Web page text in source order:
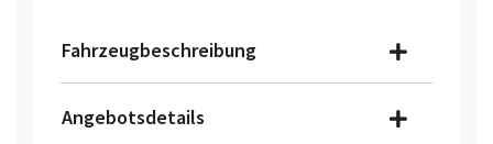
Fahrzeugbeschreibung
Angebotsdetails